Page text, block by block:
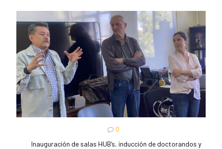
0
Inauguración de salas HUB’s, inducción de doctorandos y